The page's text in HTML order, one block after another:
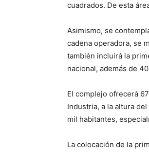
cuadrados. De esta
Asimismo, se
cadena operadora, se
también incluirá la
nacional, además de
El complejo ofrecerá
Industria, a la altura
mil habitantes,
La colocación de la